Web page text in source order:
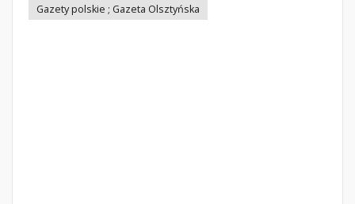
Gazety polskie ; Gazeta Olsztyńska